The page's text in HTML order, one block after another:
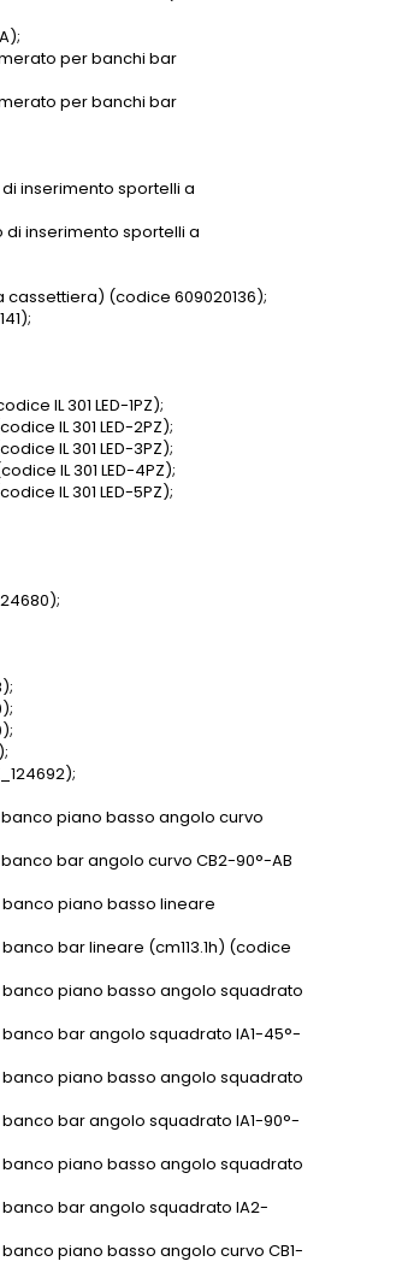
per banchi bar
per banchi bar
inserimento sportelli a
inserimento sportelli a
(codice 609020136);
IL 301 LED-1PZ);
IL 301 LED-2PZ);
IL 301 LED-3PZ);
IL 301 LED-4PZ);
IL 301 LED-5PZ);
piano basso angolo curvo
bar angolo curvo CB2-90°-AB
piano basso lineare
bar lineare (cm113.1h) (codice
piano basso angolo squadrato
bar angolo squadrato IA1-45°-
piano basso angolo squadrato
bar angolo squadrato IA1-90°-
piano basso angolo squadrato
bar angolo squadrato IA2-
piano basso angolo curvo CB1-